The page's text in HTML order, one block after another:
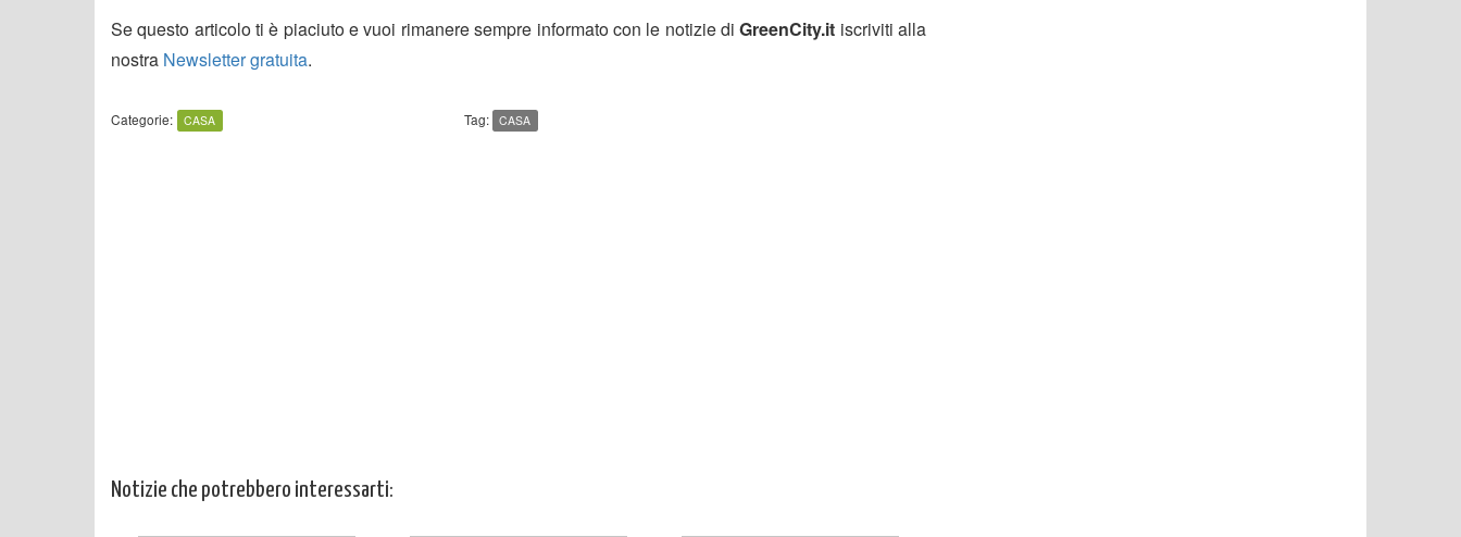
Se questo articolo ti è piaciuto e vuoi rimanere sempre informato con le notizie diGreenCity.it iscriviti alla
nostra Newsletter gratuita.
Categorie: CASA Tag: CASA
Notizie che potrebbero interessarti: